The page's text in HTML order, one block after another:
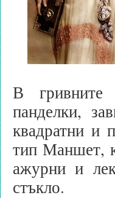
В гривните
панделки,
квадратни и
тип Маншет,
ажурни и
стъкло.